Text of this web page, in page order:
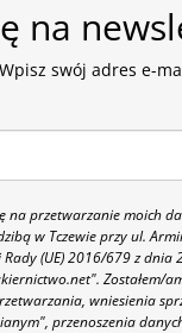
na
swój adres e-
na przetwarzanie moich
w Tczewie przy ul.
Rady (UE) 2016/679 z
Zostałem/
wniesienia
przenoszenia